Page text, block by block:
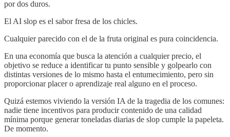
por dos duros.
El AI slop es el sabor fresa de los chicles.
Cualquier parecido con el de la fruta original es pura coincidencia.
En una economía que busca la atención a cualquier precio, el
objetivo se reduce a identificar tu punto sensible y golpearlo con
distintas versiones de lo mismo hasta el entumecimiento, pero sin
proporcionar placer o aprendizaje real alguno en el proceso.
Quizá estemos viviendo la versión IA de la tragedia de los comunes:
nadie tiene incentivos para producir contenido de una calidad
mínima porque generar toneladas diarias de slop cumple la papeleta.
De momento.